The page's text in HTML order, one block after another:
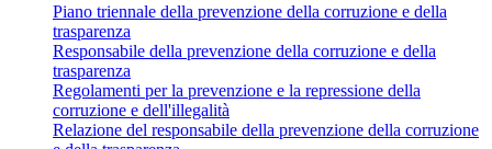
Piano triennale della prevenzione della corruzione e della
trasparenza
Responsabile della prevenzione della corruzione e della
trasparenza
Regolamenti per la prevenzione e la repressione della
corruzione e dell'illegalità
Relazione del responsabile della prevenzione della corruzione